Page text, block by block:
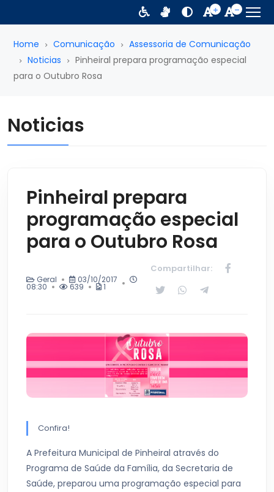
Home Comunicação
Assessoria de Comunicação
Noticias
Pinheiral prepara programação especial
para o Outubro Rosa
Noticias
Pinheiral prepara
programação especial
para o Outubro Rosa
Geral 03/10/2017
08:30 639 1
Compartilhar:
Confira!
A Prefeitura Municipal de Pinheiral através do
Programa de Saúde da Família, da Secretaria de
Saúde, preparou uma programação especial para